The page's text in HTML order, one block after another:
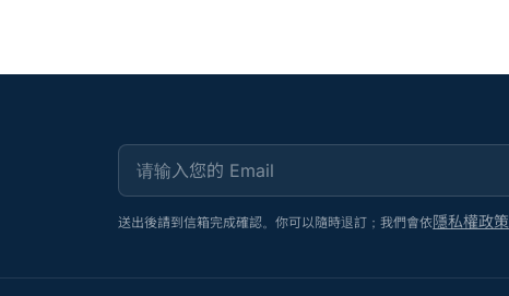
请输入您的 Email
送出後請到信箱完成確認。你可以隨時退訂；我們會依隱私權政策